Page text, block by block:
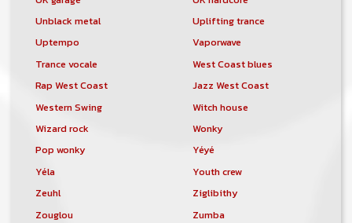
Unblack metal
Uplifting trance
Uptempo
Vaporwave
Trance vocale
West Coast blues
Rap West Coast
Jazz West Coast
Western Swing
Witch house
Wizard rock
Wonky
Pop wonky
Yéyé
Yéla
Youth crew
Zeuhl
Ziglibithy
Zouglou
Zumba